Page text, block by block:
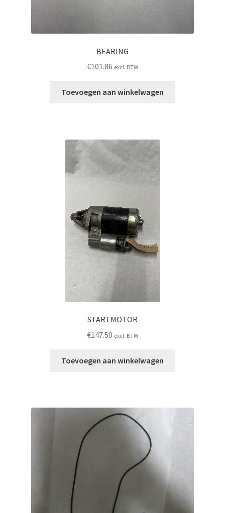
BEARING
€101.86 excl. BTW
Toevoegen aan winkelwagen
STARTMOTOR
€147.50 excl. BTW
Toevoegen aan winkelwagen